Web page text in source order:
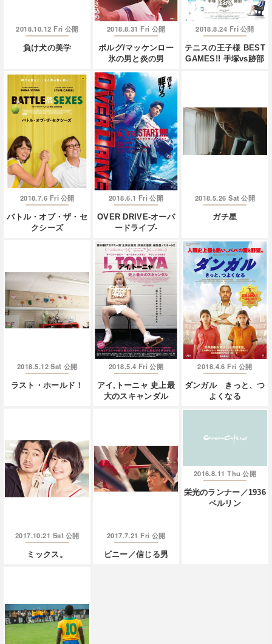
2018.10.12 Fri 公開
負け犬の美学
2018.8.31 Fri 公開
ボルグ/マッケンロー
氷の男と炎の男
2018.8.24 Fri 公開
テニスの王子様 BEST
GAMES!! 手塚vs跡部
2018.7.6 Fri 公開
バトル・オブ・ザ・セ
クシーズ
2018.6.1 Fri 公開
OVER DRIVE-オーバ
ードライブ-
2018.5.26 Sat 公開
ガチ星
2018.5.12 Sat 公開
ラスト・ホールド！
2018.5.4 Fri 公開
アイ,トーニャ 史上最
大のスキャンダル
2018.4.6 Fri 公開
ダンガル きっと、つ
よくなる
2017.10.21 Sat 公開
ミックス。
2017.7.21 Fri 公開
ビニー／信じる男
2016.8.11 Thu 公開
栄光のランナー／1936
ベルリン